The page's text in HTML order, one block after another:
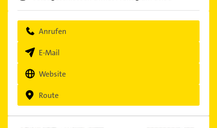
Anrufen
E-Mail
Website
Route